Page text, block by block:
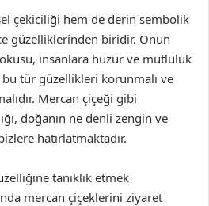
çekiciliği hem de derin sembolik
güzelliklerinden biridir. Onun
insanlara huzur ve mutluluk
bu tür güzellikleri korunmalı ve
Mercan çiçeği gibi
doğanın ne denli zengin ve
hatırlatmaktadır.
tanıklık etmek
mercan çiçeklerini ziyaret